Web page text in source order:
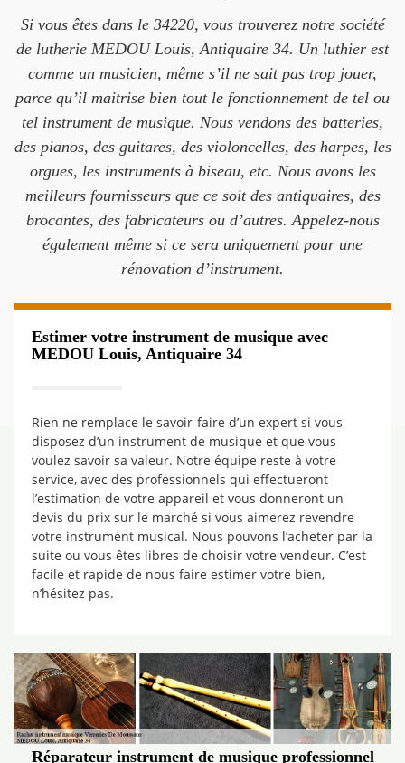
Si vous êtes dans le 34220, vous trouverez notre société
de lutherie MEDOU Louis, Antiquaire 34. Un luthier est
comme un musicien, même s’il ne sait pas trop jouer,
parce qu’il maitrise bien tout le fonctionnement de tel ou
tel instrument de musique. Nous vendons des batteries,
des pianos, des guitares, des violoncelles, des harpes, les
orgues, les instruments à biseau, etc. Nous avons les
meilleurs fournisseurs que ce soit des antiquaires, des
brocantes, des fabricateurs ou d’autres. Appelez-nous
également même si ce sera uniquement pour une
rénovation d’instrument.
Estimer votre instrument de musique avec
MEDOU Louis, Antiquaire 34
Rien ne remplace le savoir-faire d’un expert si vous
disposez d’un instrument de musique et que vous
voulez savoir sa valeur. Notre équipe reste à votre
service, avec des professionnels qui effectueront
l’estimation de votre appareil et vous donneront un
devis du prix sur le marché si vous aimerez revendre
votre instrument musical. Nous pouvons l’acheter par la
suite ou vous êtes libres de choisir votre vendeur. C’est
facile et rapide de nous faire estimer votre bien,
n’hésitez pas.
Réparateur instrument de musique professionnel